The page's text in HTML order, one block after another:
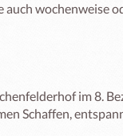
auch wochenweise
im 8.
Schaffen,